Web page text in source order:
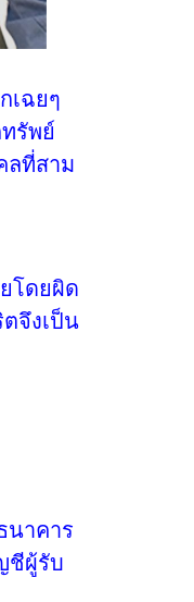
ฉยๆ
รัพย์
ลที่สาม
โดยผิด
จึงเป็น
าคาร
ชีผู้รับ